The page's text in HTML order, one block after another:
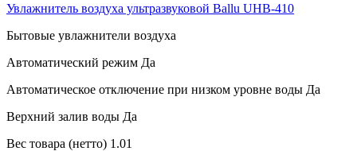
Увлажнитель воздуха ультразвуковой Ballu UHB-410
Бытовые увлажнители воздуха
Автоматический режим Да
Автоматическое отключение при низком уровне воды Да
Верхний залив воды Да
Вес товара (нетто) 1.01